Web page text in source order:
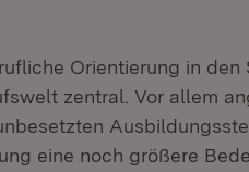
Orientierung in den
zentral. Vor allem
eine noch größere